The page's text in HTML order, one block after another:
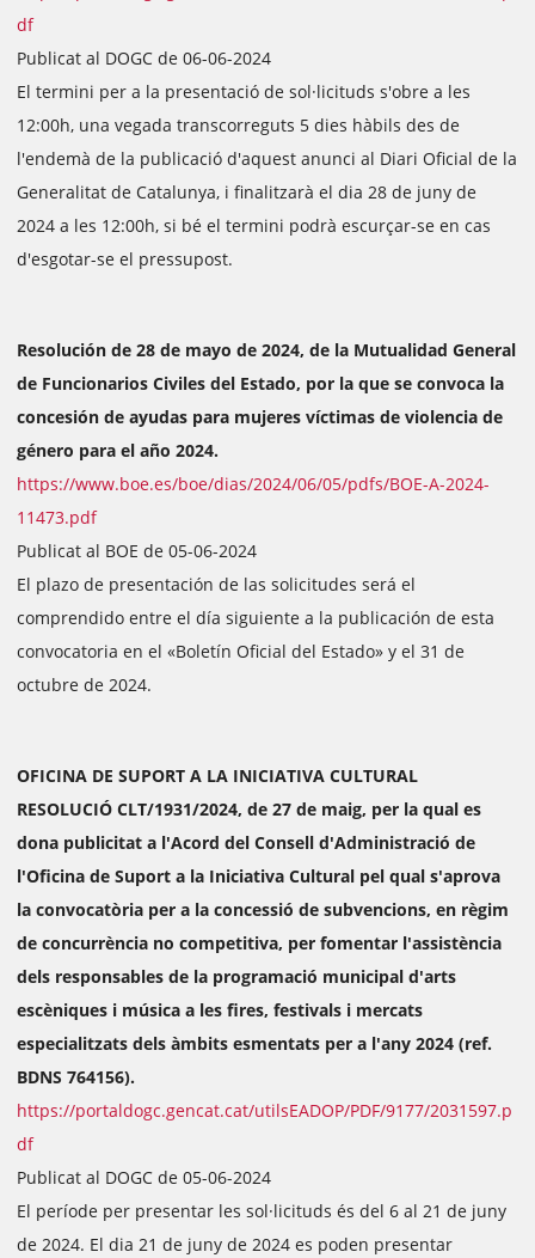
df
Publicat al DOGC de 06-06-2024
El termini per a la presentació de sol·licituds s'obre a les
12:00h, una vegada transcorreguts 5 dies hàbils des de
l'endemà de la publicació d'aquest anunci al Diari Oficial de la
Generalitat de Catalunya, i finalitzarà el dia 28 de juny de
2024 a les 12:00h, si bé el termini podrà escurçar-se en cas
d'esgotar-se el pressupost.
Resolución de 28 de mayo de 2024, de la Mutualidad General
de Funcionarios Civiles del Estado, por la que se convoca la
concesión de ayudas para mujeres víctimas de violencia de
género para el año 2024.
https://www.boe.es/boe/dias/2024/06/05/pdfs/BOE-A-2024-
11473.pdf
Publicat al BOE de 05-06-2024
El plazo de presentación de las solicitudes será el
comprendido entre el día siguiente a la publicación de esta
convocatoria en el «Boletín Oficial del Estado» y el 31 de
octubre de 2024.
OFICINA DE SUPORT A LA INICIATIVA CULTURAL
RESOLUCIÓ CLT/1931/2024, de 27 de maig, per la qual es
dona publicitat a l'Acord del Consell d'Administració de
l'Oficina de Suport a la Iniciativa Cultural pel qual s'aprova
la convocatòria per a la concessió de subvencions, en règim
de concurrència no competitiva, per fomentar l'assistència
dels responsables de la programació municipal d'arts
escèniques i música a les fires, festivals i mercats
especialitzats dels àmbits esmentats per a l'any 2024 (ref.
BDNS 764156).
https://portaldogc.gencat.cat/utilsEADOP/PDF/9177/2031597.p
df
Publicat al DOGC de 05-06-2024
El període per presentar les sol·licituds és del 6 al 21 de juny
de 2024. El dia 21 de juny de 2024 es poden presentar